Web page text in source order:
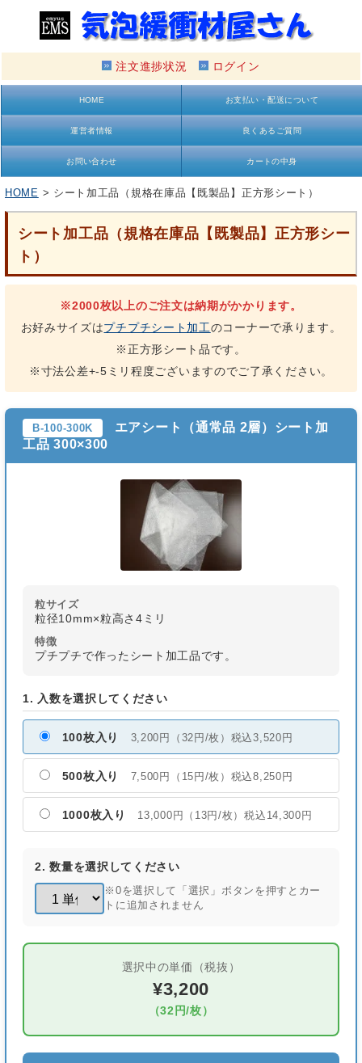
注文進捗状況 ログイン
HOME お支払い・配送について
運営者情報 良くあるご質問
お問い合わせ カートの中身
HOME > シート加工品（規格在庫品【既製品】正方形シート）
シート加工品（規格在庫品【既製品】正方形シー
ト）
※2000枚以上のご注文は納期がかかります。
お好みサイズはプチプチシート加工のコーナーで承ります。
※正方形シート品です。
※寸法公差+-5ミリ程度ございますのでご了承ください。
B-100-300K
エアシート（通常品 2層）シート加
工品 300×300
粒サイズ
粒径10mm×粒高さ4ミリ
特徴
プチプチで作ったシート加工品です。
1. 入数を選択してください
100枚入り 3,200円（32円/枚）税込3,520円
500枚入り 7,500円（15円/枚）税込8,250円
1000枚入り 13,000円（13円/枚）税込14,300円
2. 数量を選択してください
※0を選択して「選択」ボタンを押すとカー
トに追加されません
選択中の単価（税抜）
¥3,200
（32円/枚）